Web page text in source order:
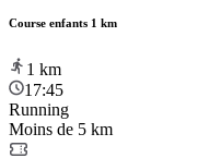
Course enfants 1 km
1 km
17:45
Running
Moins de 5 km